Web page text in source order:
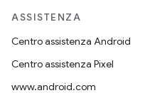
ASSISTENZA
Centro assistenza Android
Centro assistenza Pixel
www.android.com